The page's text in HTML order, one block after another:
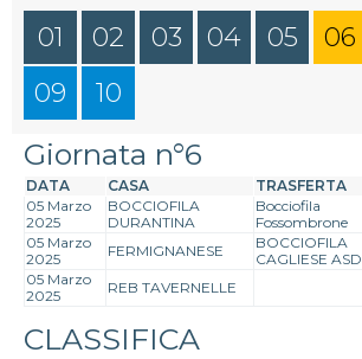
01 02 03 04 05 06
09
10
Giornata n°6
DATA CASA TRASFERTA
05 Marzo
2025
BOCCIOFILA
DURANTINA
Bocciofila
Fossombrone
05 Marzo
2025
FERMIGNANESE
BOCCIOFILA
CAGLIESE ASD
05 Marzo
2025
REB TAVERNELLE
CLASSIFICA